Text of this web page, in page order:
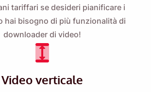
tariffari se desideri pianificare i
hai bisogno di più funzionalità di
downloader di video!
Video verticale